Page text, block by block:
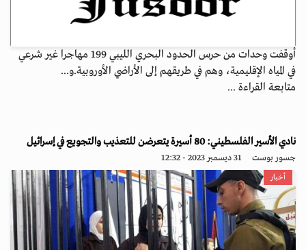
أوقفت وحدات من حرس الحدود البحري الليبي 199 مهاجرا غير شرعي
في المياه ‏الإقليمية، وهم في طريقهم إلى الأراضي الأوروبية.‏و...
متابعة القراءة ...
نادي الأسير الفلسطيني: 80 أسيرة يتعرضن للتعذيب والتجويع في إسرائيل
جسور بوست 31 ديسمبر 2023 - 12:32
أخبار